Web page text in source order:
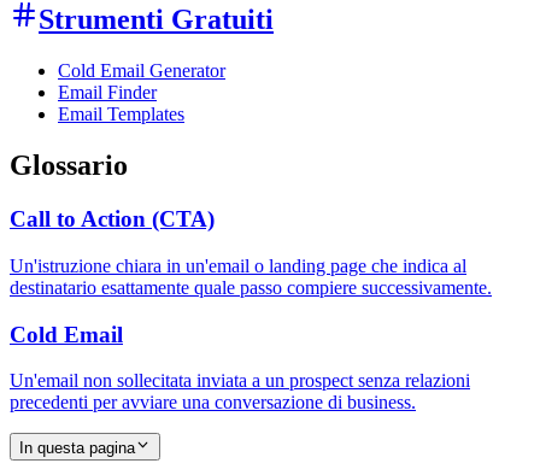
Strumenti Gratuiti
Cold Email Generator
Email Finder
Email Templates
Glossario
Call to Action (CTA)
Un'istruzione chiara in un'email o landing page che indica al
destinatario esattamente quale passo compiere successivamente.
Cold Email
Un'email non sollecitata inviata a un prospect senza relazioni
precedenti per avviare una conversazione di business.
In questa pagina